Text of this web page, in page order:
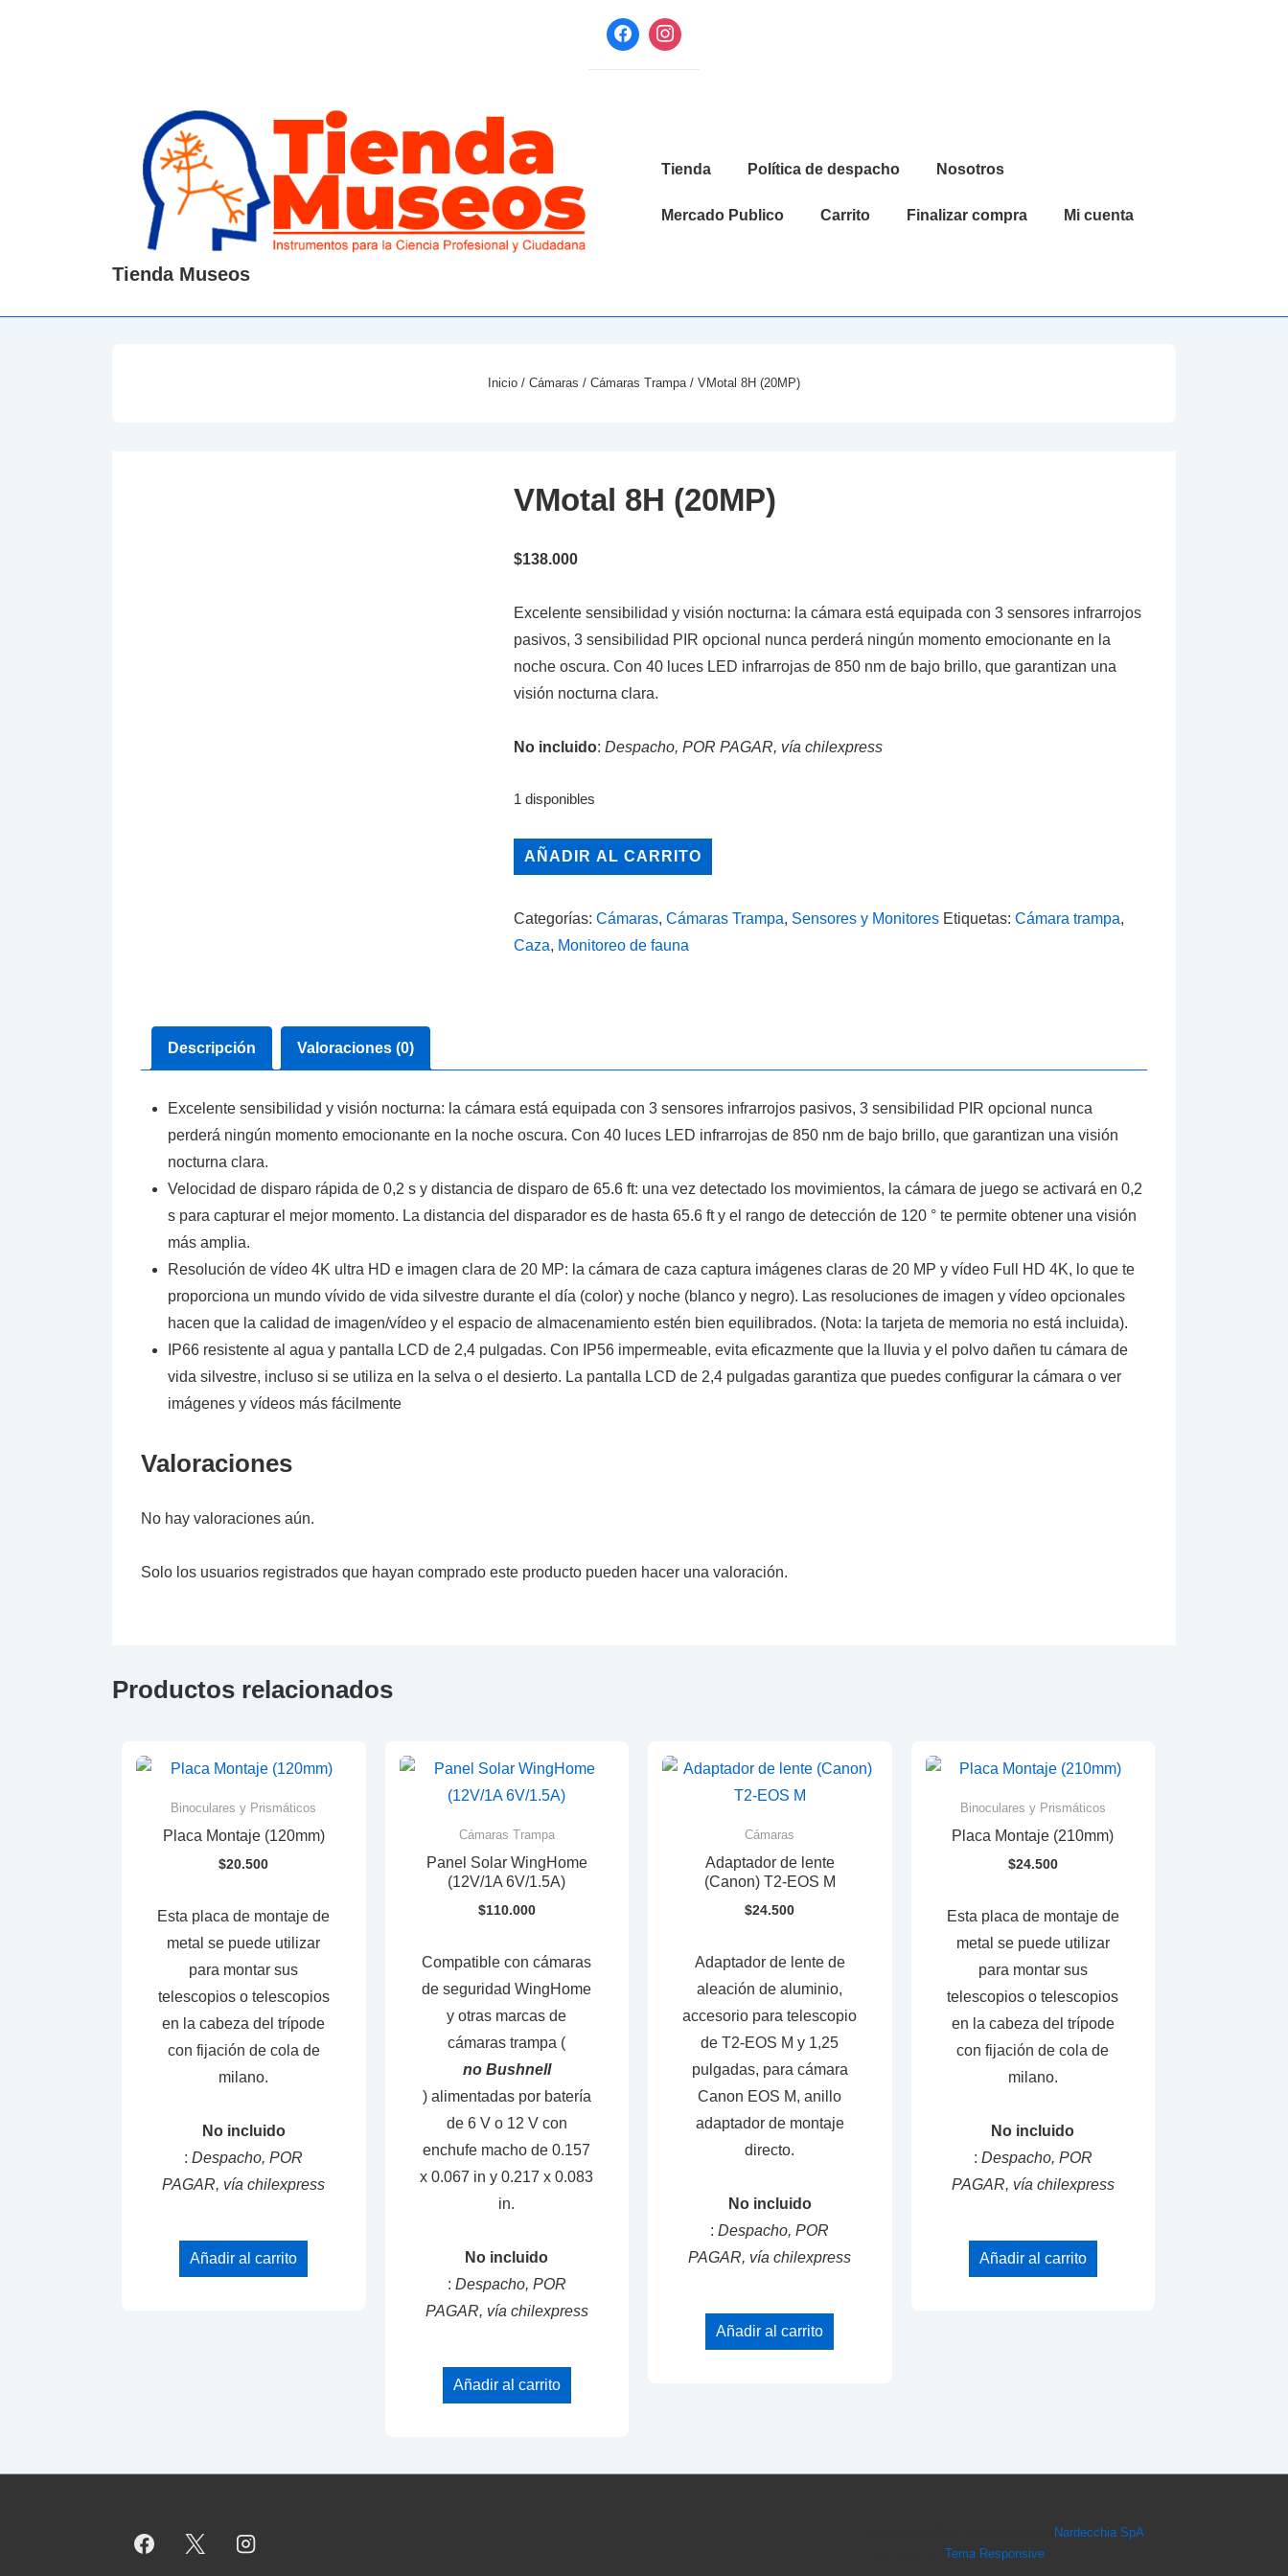
Tienda Museos
Navegación
Tienda Política de despacho Nosotros
Mercado Publico Carrito Finalizar compra Mi cuenta
Inicio / Cámaras / Cámaras Trampa/ VMotal 8H (20MP)
VMotal 8H (20MP)
$138.000
Excelente sensibilidad y visión nocturna: la cámara está equipada con 3 sensores infrarrojos
pasivos, 3 sensibilidad PIR opcional nunca perderá ningún momento emocionante en la
noche oscura. Con 40 luces LED infrarrojas de 850 nm de bajo brillo, que garantizan una
visión nocturna clara.
No incluido: Despacho, POR PAGAR, vía chilexpress
1 disponibles
VMotal
8H
cantidad
AÑADIR AL CARRITO
Categorías: Cámaras, Cámaras Trampa, Sensores y Monitores Etiquetas: Cámara trampa,
Caza, Monitoreo de fauna
Descripción Valoraciones (0)
Excelente sensibilidad y visión nocturna: la cámara está equipada con 3 sensores infrarrojos pasivos, 3 sensibilidad PIR opcional nunca
perderá ningún momento emocionante en la noche oscura. Con 40 luces LED infrarrojas de 850 nm de bajo brillo, que garantizan una visión
nocturna clara.
Velocidad de disparo rápida de 0,2 s y distancia de disparo de 65.6 ft: una vez detectado los movimientos, la cámara de juego se activará en 0,2
s para capturar el mejor momento. La distancia del disparador es de hasta 65.6 ft y el rango de detección de 120 ° te permite obtener una visión
más amplia.
Resolución de vídeo 4K ultra HD e imagen clara de 20 MP: la cámara de caza captura imágenes claras de 20 MP y vídeo Full HD 4K, lo que te
proporciona un mundo vívido de vida silvestre durante el día (color) y noche (blanco y negro). Las resoluciones de imagen y vídeo opcionales
hacen que la calidad de imagen/vídeo y el espacio de almacenamiento estén bien equilibrados. (Nota: la tarjeta de memoria no está incluida).
IP66 resistente al agua y pantalla LCD de 2,4 pulgadas. Con IP56 impermeable, evita eficazmente que la lluvia y el polvo dañen tu cámara de
vida silvestre, incluso si se utiliza en la selva o el desierto. La pantalla LCD de 2,4 pulgadas garantiza que puedes configurar la cámara o ver
imágenes y vídeos más fácilmente
Valoraciones
No hay valoraciones aún.
Solo los usuarios registrados que hayan comprado este producto pueden hacer una valoración.
Productos relacionados
Binoculares y Prismáticos
Placa Montaje (120mm)
$20.500
Esta placa de montaje de
metal se puede utilizar
para montar sus
telescopios o telescopios
en la cabeza del trípode
con fijación de cola de
milano.
No incluido
:Despacho, POR
PAGAR, vía chilexpress
Añadir al carrito
Cámaras Trampa
Panel Solar WingHome
(12V/1A 6V/1.5A)
$110.000
Compatible con cámaras
de seguridad WingHome
y otras marcas de
cámaras trampa (
no Bushnell
) alimentadas por batería
de 6 V o 12 V con
enchufe macho de 0.157
x 0.067 in y 0.217 x 0.083
in.
No incluido
: Despacho, POR
PAGAR, vía chilexpress
Añadir al carrito
Cámaras
Adaptador de lente
(Canon) T2-EOS M
$24.500
Adaptador de lente de
aleación de aluminio,
accesorio para telescopio
de T2-EOS M y 1,25
pulgadas, para cámara
Canon EOS M, anillo
adaptador de montaje
directo.
No incluido
:Despacho, POR
PAGAR, vía chilexpress
Añadir al carrito
Binoculares y Prismáticos
Placa Montaje (210mm)
$24.500
Esta placa de montaje de
metal se puede utilizar
para montar sus
telescopios o telescopios
en la cabeza del trípode
con fijación de cola de
milano.
No incluido
: Despacho, POR
PAGAR, vía chilexpress
Añadir al carrito
Nardecchia SpA
Tema Responsive